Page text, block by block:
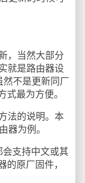
，当然大部分
就是路由器设
然不是更新同厂
式最为方便。
法的说明。本
器为例。
会支持中文或其
的原厂固件，